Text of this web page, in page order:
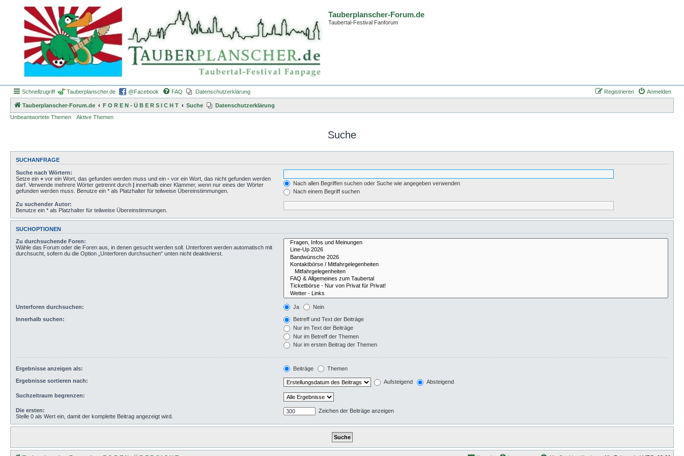
Tauberplanscher-Forum.de
Taubertal-Festival Fanforum
Schnellzugriff Tauberplanscher.de @Facebook FAQ Datenschutzerklärung Anmelden
Registrieren
Tauberplanscher-Forum.de F O R E N - Ü B E R S I C H T Suche
Datenschutzerklärung
Unbeantwortete Themen
Aktive Themen
Suche
SUCHANFRAGE
Suche nach Wörtern:
Setze ein + vor ein Wort, das gefunden werden muss und ein - vor ein Wort, das nicht gefunden werden
darf. Verwende mehrere Wörter getrennt durch | innerhalb einer Klammer, wenn nur eines der Wörter
gefunden werden muss. Benutze ein * als Platzhalter für teilweise Übereinstimmungen.
Nach allen Begriffen suchen oder Suche wie angegeben verwenden
Nach einem Begriff suchen
Zu suchender Autor:
Benutze ein * als Platzhalter für teilweise Übereinstimmungen.
SUCHOPTIONEN
Zu durchsuchende Foren:
Wähle das Forum oder die Foren aus, in denen gesucht werden soll. Unterforen werden automatisch mit
durchsucht, sofern du die Option „Unterforen durchsuchen“ unten nicht deaktivierst.
Unterforen durchsuchen: Ja Nein
Innerhalb suchen:
Betreff und Text der Beiträge
Nur im Text der Beiträge
Nur im Betreff der Themen
Nur im ersten Beitrag der Themen
Ergebnisse anzeigen als: Beiträge Themen
Ergebnisse sortieren nach: Aufsteigend Absteigend
Suchzeitraum begrenzen:
Die ersten:
Stelle 0 als Wert ein, damit der komplette Beitrag angezeigt wird.
Zeichen der Beiträge anzeigen